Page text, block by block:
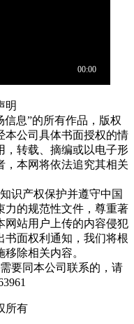
明
信息”的所有作品，版权
本公司具体书面授权的情
，转载、摘编或以电子形
，本网将依法追究其相关
识产权保护并遵守中国
力的规范性文件，尊重著
网站用户上传的内容侵犯
书面权利通知，我们将根
除相关内容。
要同本公司联系的，请
所有